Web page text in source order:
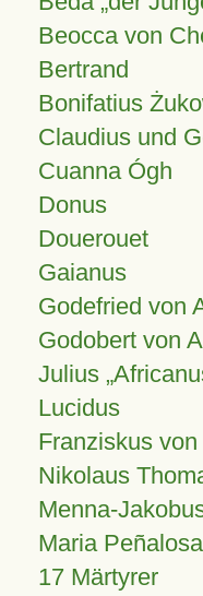
Beocca von
Bertrand
Bonifatius
Claudius und
Cuanna Ógh
Donus
Douerouet
Gaianus
Godefried von
Godobert von
Julius
Lucidus
Franziskus
Nikolaus
Menna-
Maria Peñalosa
17 Märtyrer